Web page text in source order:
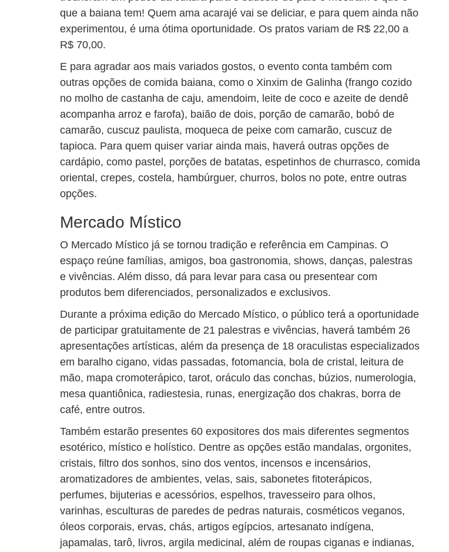
que a baiana tem! Quem ama acarajé vai se deliciar, e para quem ainda não
experimentou, é uma ótima oportunidade. Os pratos variam de R$ 22,00 a
R$ 70,00.
E para agradar aos mais variados gostos, o evento conta também com
outras opções de comida baiana, como o Xinxim de Galinha (frango cozido
no molho de castanha de caju, amendoim, leite de coco e azeite de dendê
acompanha arroz e farofa), baião de dois, porção de camarão, bobó de
camarão, cuscuz paulista, moqueca de peixe com camarão, cuscuz de
tapioca. Para quem quiser variar ainda mais, haverá outras opções de
cardápio, como pastel, porções de batatas, espetinhos de churrasco, comida
oriental, crepes, costela, hambúrguer, churros, bolos no pote, entre outras
opções.
Mercado Místico
O Mercado Místico já se tornou tradição e referência em Campinas. O
espaço reúne famílias, amigos, boa gastronomia, shows, danças, palestras
e vivências. Além disso, dá para levar para casa ou presentear com
produtos bem diferenciados, personalizados e exclusivos.
Durante a próxima edição do Mercado Místico, o público terá a oportunidade
de participar gratuitamente de 21 palestras e vivências, haverá também 26
apresentações artísticas, além da presença de 18 oraculistas especializados
em baralho cigano, vidas passadas, fotomancia, bola de cristal, leitura de
mão, mapa cromoterápico, tarot, oráculo das conchas, búzios, numerologia,
mesa quantiônica, radiestesia, runas, energização dos chakras, borra de
café, entre outros.
Também estarão presentes 60 expositores dos mais diferentes segmentos
esotérico, místico e holístico. Dentre as opções estão mandalas, orgonites,
cristais, filtro dos sonhos, sino dos ventos, incensos e incensários,
aromatizadores de ambientes, velas, sais, sabonetes fitoterápicos,
perfumes, bijuterias e acessórios, espelhos, travesseiro para olhos,
varinhas, esculturas de paredes de pedras naturais, cosméticos veganos,
óleos corporais, ervas, chás, artigos egípcios, artesanato indígena,
japamalas, tarô, livros, argila medicinal, além de roupas ciganas e indianas,